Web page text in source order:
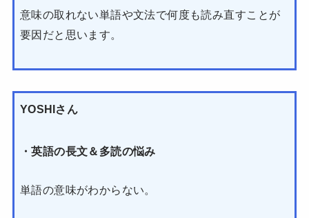
意味の取れない単語や文法で何度も読み直すことが
要因だと思います。
YOSHIさん
・英語の長文＆多読の悩み
単語の意味がわからない。